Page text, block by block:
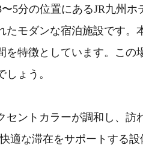
5分の位置にあるJR九州
モダンな宿泊施設です。
特徴としています。この
ょう。
ントカラーが調和し、訪
適な滞在をサポートする